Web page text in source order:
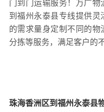
门到门运输服务！万广
到福州永泰县专线提供灵
的需求量身定制不同的物
分拣等服务，满足客户的
珠海香洲区到福州永泰县